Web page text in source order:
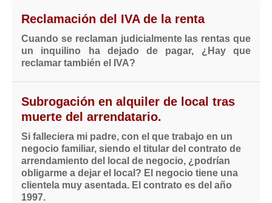
Reclamación del IVA de la renta
Cuando se reclaman judicialmente las rentas que
un inquilino ha dejado de pagar, ¿Hay que
reclamar también el IVA?
Subrogación en alquiler de local tras
muerte del arrendatario.
Si falleciera mi padre, con el que trabajo en un
negocio familiar, siendo el titular del contrato de
arrendamiento del local de negocio, ¿podrían
obligarme a dejar el local? El negocio tiene una
clientela muy asentada. El contrato es del año
1997.